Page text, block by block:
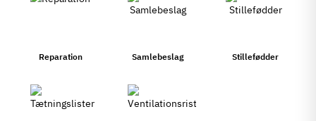
Reparation Samlebeslag Stillefødder